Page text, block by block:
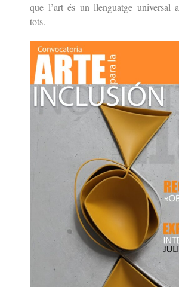
que l’art és un llenguatge universal
tots.